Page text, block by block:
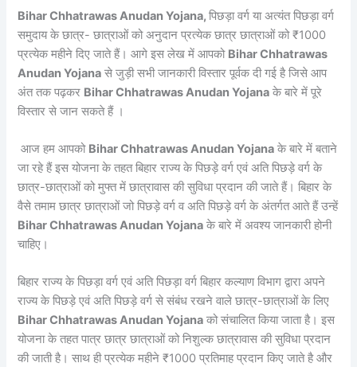
Bihar Chhatrawas Anudan Yojana,पिछड़ा वर्ग या अत्यंत पिछड़ा वर्ग
समुदाय के छात्र- छात्राओं को अनुदान प्रत्येक छात्र छात्राओं को ₹1000
प्रत्येक महीने दिए जाते हैं। आगे इस लेख में आपको Bihar Chhatrawas
Anudan Yojana से जुड़ी सभी जानकारी विस्तार पूर्वक दी गई है जिसे आप
अंत तक पढ़कर Bihar Chhatrawas Anudan Yojana के बारे में पूरे
विस्तार से जान सकते हैं ।
आज हम आपको Bihar Chhatrawas Anudan Yojana के बारे में बताने
जा रहे हैं इस योजना के तहत बिहार राज्य के पिछड़े वर्ग एवं अति पिछड़े वर्ग के
छात्र-छात्राओं को मुफ्त में छात्रावास की सुविधा प्रदान की जाते हैं। बिहार के
वैसे तमाम छात्र छात्राओं जो पिछड़े वर्ग व अति पिछड़े वर्ग के अंतर्गत आते हैं उन्हें
Bihar Chhatrawas Anudan Yojana के बारे में अवश्य जानकारी होनी
चाहिए।
बिहार राज्य के पिछड़ा वर्ग एवं अति पिछड़ा वर्ग बिहार कल्याण विभाग द्वारा अपने
राज्य के पिछड़े एवं अति पिछड़े वर्ग से संबंध रखने वाले छात्र-छात्राओं के लिए
Bihar Chhatrawas Anudan Yojana को संचालित किया जाता है।इस
योजना के तहत पात्र छात्र छात्राओं को निशुल्क छात्रावास की सुविधा प्रदान
की जाती है। साथ ही प्रत्येक महीने ₹1000 प्रतिमाह प्रदान किए जाते है और